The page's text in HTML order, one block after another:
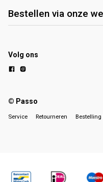
Bestellen via onze
Volg ons
© Passo
Service Retourneren Bestelling